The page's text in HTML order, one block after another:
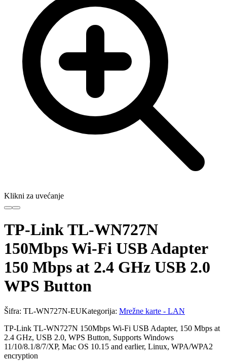
Klikni za uvećanje
TP-Link TL-WN727N
150Mbps Wi-Fi USB Adapter
150 Mbps at 2.4 GHz USB 2.0
WPS Button
Šifra: TL-WN727N-EUKategorija: Mrežne karte - LAN
TP-Link TL-WN727N 150Mbps Wi-Fi USB Adapter, 150 Mbps at
2.4 GHz, USB 2.0, WPS Button, Supports Windows
11/10/8.1/8/7/XP, Mac OS 10.15 and earlier, Linux, WPA/WPA2
encryption